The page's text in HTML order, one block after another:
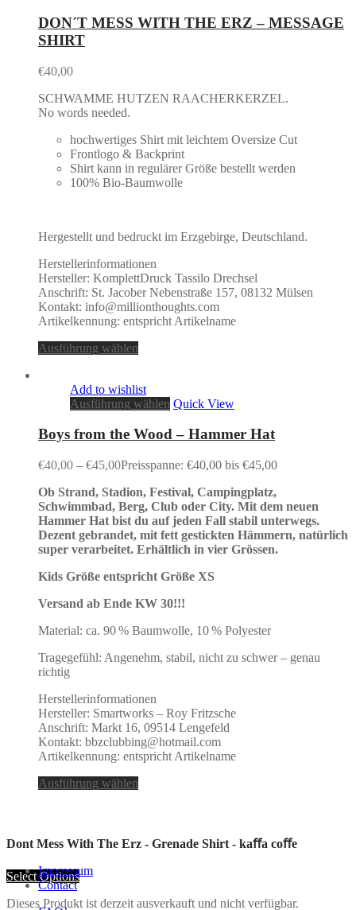
DON´T MESS WITH THE ERZ – MESSAGE
SHIRT
€40,00
SCHWAMME HUTZEN RAACHERKERZEL.
No words needed.
hochwertiges Shirt mit leichtem Oversize Cut
Frontlogo & Backprint
Shirt kann in regulärer Größe bestellt werden
100% Bio-Baumwolle
Hergestellt und bedruckt im Erzgebirge, Deutschland.
Herstellerinformationen
Hersteller: KomplettDruck Tassilo Drechsel
Anschrift: St. Jacober Nebenstraße 157, 08132 Mülsen
Kontakt: info@millionthoughts.com
Artikelkennung: entspricht Artikelname
Ausführung wählen
Add to wishlist
Ausführung wählen Quick View
Boys from the Wood – Hammer Hat
€40,00 – €45,00Preisspanne: €40,00 bis €45,00
Ob Strand, Stadion, Festival, Campingplatz,
Schwimmbad, Berg, Club oder City. Mit dem neuen
Hammer Hat bist du auf jeden Fall stabil unterwegs.
Dezent gebrandet, mit fett gestickten Hämmern, natürlich
super verarbeitet. Erhältlich in vier Grössen.
Kids Größe entspricht Größe XS
Versand ab Ende KW 30!!!
Material: ca. 90 % Baumwolle, 10 % Polyester
Tragegefühl: Angenehm, stabil, nicht zu schwer – genau
richtig
Herstellerinformationen
Hersteller: Smartworks – Roy Fritzsche
Anschrift: Markt 16, 09514 Lengefeld
Kontakt: bbzclubbing@hotmail.com
Artikelkennung: entspricht Artikelname
Ausführung wählen
Dont Mess With The Erz - Grenade Shirt - kaﬀa coﬀe
Select Options
Dieses Produkt ist derzeit ausverkauft und nicht verfügbar.
Impressum
Contact